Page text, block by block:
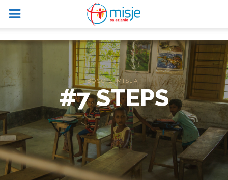
#7 STEPS
BOSO Z MISJĄ!